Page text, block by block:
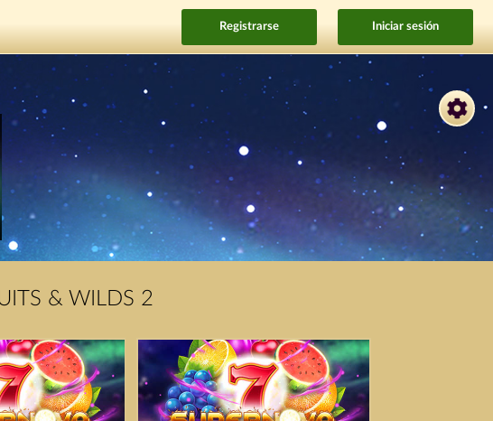
Registrarse Iniciar sesión
& WILDS 2